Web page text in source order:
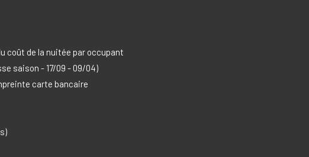
coût de la nuitée par occupant
saison - 17/09 - 09/04)
carte bancaire